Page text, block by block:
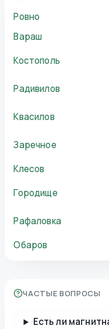
Ровно
Вараш
Костополь
Радивилов
Квасилов
Заречное
Клесов
Городище
Рафаловка
Обаров
ЧАСТЫЕ ВОПРОСЫ
Есть ли